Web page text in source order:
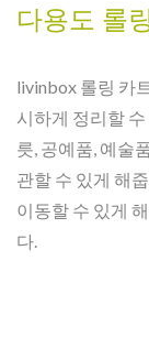
다용도 롤
livinbox 롤링 카
시하게 정리할
릇, 공예품, 예술
관할 수 있게 해
이동할 수 있게
다.